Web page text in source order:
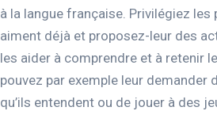
à la langue française. Privilégiez les
aiment déjà et proposez-leur des
les aider à comprendre et à retenir
pouvez par exemple leur demander
qu’ils entendent ou de jouer à des